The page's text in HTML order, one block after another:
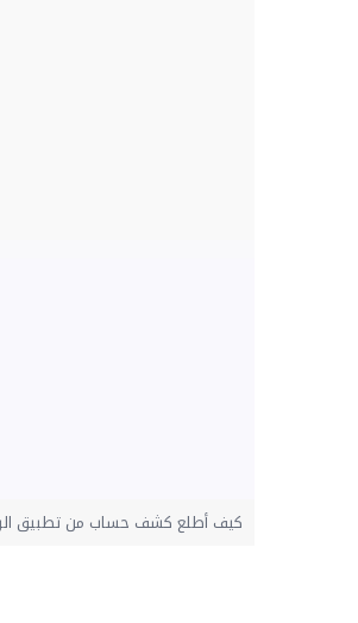
كيف أطلع كشف حساب من تطبيق